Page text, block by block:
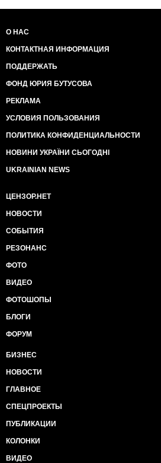
О НАС
КОНТАКТНАЯ ИНФОРМАЦИЯ
ПОДДЕРЖАТЬ
ФОНД ЮРИЯ БУТУСОВА
РЕКЛАМА
УСЛОВИЯ ПОЛЬЗОВАНИЯ
ПОЛИТИКА КОНФИДЕНЦИАЛЬНОСТИ
НОВИНИ УКРАЇНИ СЬОГОДНІ
UKRAINIAN NEWS
ЦЕНЗОР.НЕТ
НОВОСТИ
СОБЫТИЯ
РЕЗОНАНС
ФОТО
ВИДЕО
ФОТОШОПЫ
БЛОГИ
ФОРУМ
БИЗНЕС
НОВОСТИ
ГЛАВНОЕ
СПЕЦПРОЕКТЫ
ПУБЛИКАЦИИ
КОЛОНКИ
ВИДЕО